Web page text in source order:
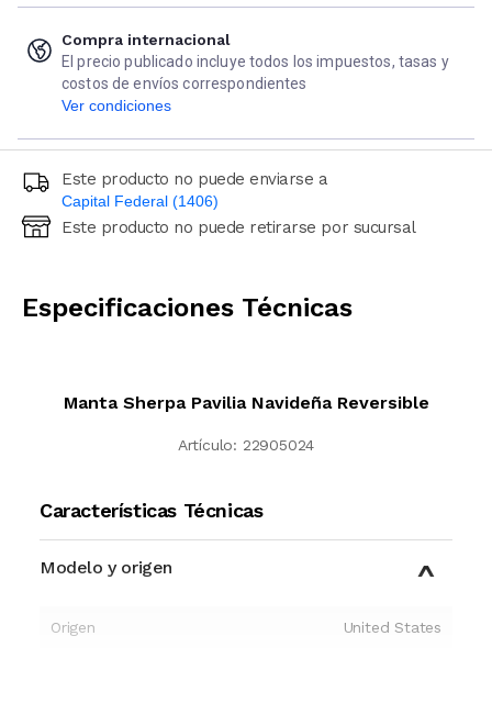
Compra internacional
El precio publicado incluye todos los impuestos, tasas y
costos de envíos correspondientes
Ver condiciones
Este producto no puede enviarse a
Capital Federal (1406)
Ingresá código postal (sólo números)
Este producto no puede retirarse por sucursal
Especificaciones Técnicas
Manta Sherpa Pavilia Navideña Reversible
Artículo: 22905024
Características Técnicas
Modelo y origen
Origen United States